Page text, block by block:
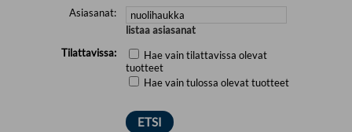
Asiasanat:
listaa asiasanat
Tilattavissa:
Hae vain tilattavissa olevat
tuotteet
Hae vain tulossa olevat tuotteet